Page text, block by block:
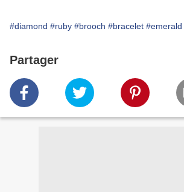
#diamond #ruby #brooch #bracelet #emerald
Partager